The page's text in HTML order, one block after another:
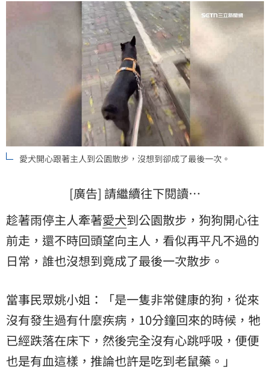
愛犬開心跟著主人到公園散步，沒想到卻成了最後一次。
[廣告] 請繼續往下閱讀…
趁著雨停主人牽著愛犬到公園散步，狗狗開心往
前走，還不時回頭望向主人，看似再平凡不過的
日常，誰也沒想到竟成了最後一次散步。
當事民眾姚小姐：「是一隻非常健康的狗，從來
沒有發生過有什麼疾病，10分鐘回來的時候，牠
已經跌落在床下，然後完全沒有心跳呼吸，便便
也是有血這樣，推論也許是吃到老鼠藥。」